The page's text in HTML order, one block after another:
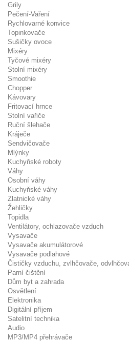
Grily
Pečení-Vaření
Rychlovarné konvice
Topinkovače
Sušičky ovoce
Mixéry
Tyčové mixéry
Stolní mixéry
Smoothie
Chopper
Kávovary
Fritovací hrnce
Stolní vařiče
Ruční šlehače
Kráječe
Sendvičovače
Mlýnky
Kuchyňské roboty
Váhy
Osobní váhy
Kuchyňské váhy
Zlatnické váhy
Žehličky
Topidla
Ventilátory, ochlazovače vzduch
Vysavače
Vysavače akumulátorové
Vysavače podlahové
Čističky vzduchu, zvlhčovače,
Parní čištění
Dům byt a zahrada
Osvětlení
Elektronika
Digitální příjem
Satelitní technika
Audio
MP3/MP4 přehrávače